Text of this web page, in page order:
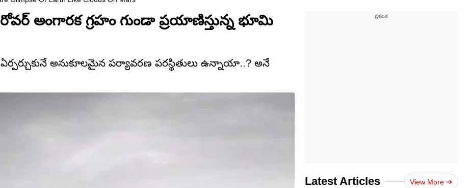
అంగారక గ్రహం గుండా ప్రయాణిస్తున్న భూమి
ఏర్పర్చుకునే అనుకూలమైన పర్యావరణ పరస్థితులు ఉన్నాయా..? అనే
Latest Articles View More